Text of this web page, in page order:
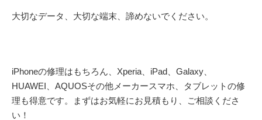
大切なデータ、大切な端末、諦めないでください。
iPhoneの修理はもちろん、Xperia、iPad、Galaxy、
HUAWEI、AQUOSその他メーカースマホ、タブレットの修
理も得意です。まずはお気軽にお見積もり、ご相談くださ
い！